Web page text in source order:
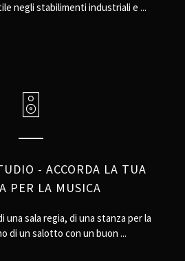
negli stabilimenti industriali e ...
- ACCORDA LA TUA
PER LA MUSICA
una sala regia, di una stanza per la
di un salotto con un buon ...